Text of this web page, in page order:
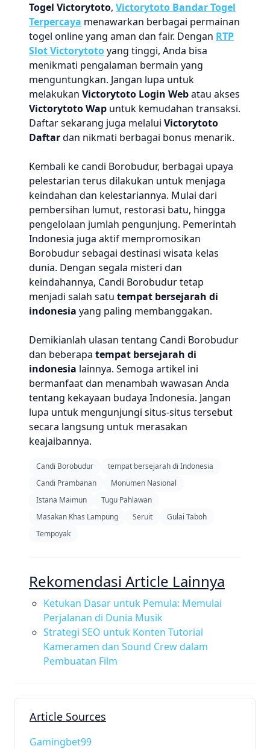
Togel Victorytoto, Victorytoto Bandar Togel
Terpercaya menawarkan berbagai permainan
togel online yang aman dan fair. Dengan RTP
Slot Victorytotoyang tinggi, Anda bisa
menikmati pengalaman bermain yang
menguntungkan. Jangan lupa untuk
melakukan Victorytoto Login Webatau akses
Victorytoto Wap untuk kemudahan transaksi.
Daftar sekarang juga melalui Victorytoto
Daftardan nikmati berbagai bonus menarik.
Kembali ke candi Borobudur, berbagai upaya
pelestarian terus dilakukan untuk menjaga
keindahan dan kelestariannya. Mulai dari
pembersihan lumut, restorasi batu, hingga
pengelolaan jumlah pengunjung. Pemerintah
Indonesia juga aktif mempromosikan
Borobudur sebagai destinasi wisata kelas
dunia. Dengan segala misteri dan
keindahannya, Candi Borobudur tetap
menjadi salah satu tempat bersejarah di
indonesia yang paling membanggakan.
Demikianlah ulasan tentang Candi Borobudur
dan beberapa tempat bersejarah di
indonesia lainnya. Semoga artikel ini
bermanfaat dan menambah wawasan Anda
tentang kekayaan budaya Indonesia. Jangan
lupa untuk mengunjungi situs-situs tersebut
secara langsung untuk merasakan
keajaibannya.
Candi Borobudur
tempat bersejarah di Indonesia
Candi Prambanan
Monumen Nasional
Istana Maimun
Tugu Pahlawan
Masakan Khas Lampung
Seruit
Gulai Taboh
Tempoyak
Rekomendasi Article Lainnya
Ketukan Dasar untuk Pemula: Memulai
Perjalanan di Dunia Musik
Strategi SEO untuk Konten Tutorial
Kameramen dan Sound Crew dalam
Pembuatan Film
Article Sources
Gamingbet99